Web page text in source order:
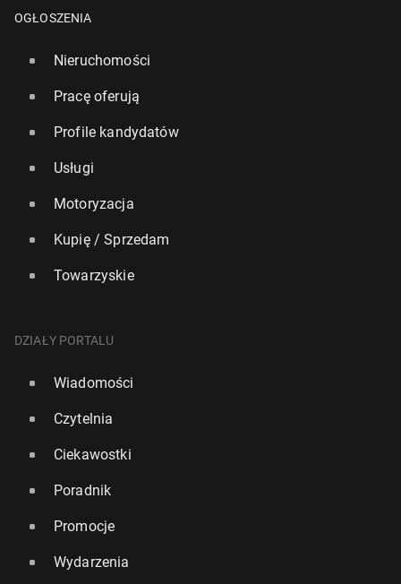
OGŁOSZENIA
Nieruchomości
Pracę oferują
Profile kandydatów
Usługi
Motoryzacja
Kupię / Sprzedam
Towarzyskie
DZIAŁY PORTALU
Wiadomości
Czytelnia
Ciekawostki
Poradnik
Promocje
Wydarzenia